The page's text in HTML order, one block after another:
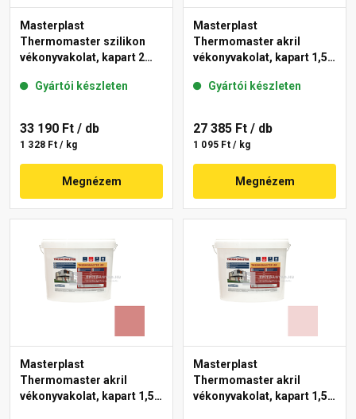
Masterplast
Thermomaster szilikon
vékonyvakolat, kapart 2
Gyártói készleten
33 190 Ft / db
1 328 Ft / kg
Megnézem
Masterplast
Thermomaster akril
vékonyvakolat, kapart 1,5
Gyártói készleten
27 385 Ft / db
1 095 Ft / kg
Megnézem
Masterplast
Thermomaster akril
vékonyvakolat, kapart 1,5
Masterplast
Thermomaster akril
vékonyvakolat, kapart 1,5